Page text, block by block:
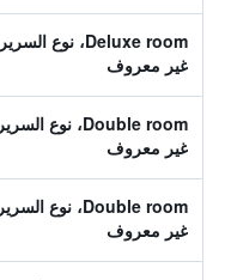
Deluxe room، نوع السرير
غير معروف
Double room، نوع السرير
غير معروف
Double room، نوع السرير
غير معروف